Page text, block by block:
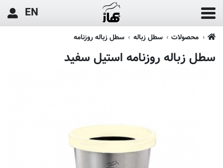
EN
محصولات سطل زباله سطل زباله روزنامه
سطل زباله روزنامه استیل سفید